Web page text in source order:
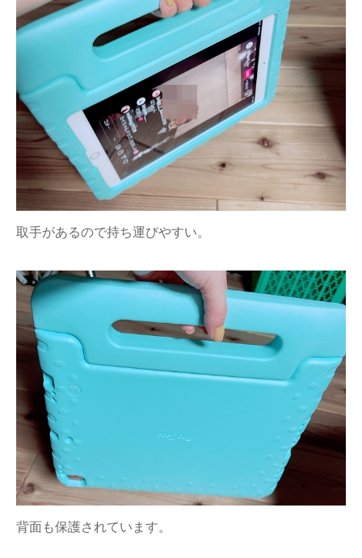
取手があるので持ち運びやすい。
背面も保護されています。